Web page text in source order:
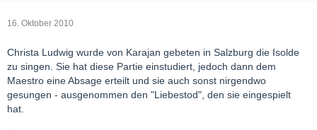
16. Oktober 2010
Christa Ludwig wurde von Karajan gebeten in Salzburg die Isolde
zu singen. Sie hat diese Partie einstudiert, jedoch dann dem
Maestro eine Absage erteilt und sie auch sonst nirgendwo
gesungen - ausgenommen den "Liebestod", den sie eingespielt
hat.